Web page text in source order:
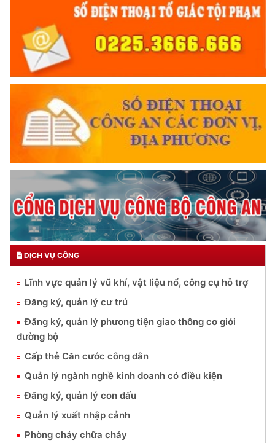
DỊCH VỤ CÔNG
Lĩnh vực quản lý vũ khí, vật liệu nổ, công cụ hỗ trợ
Đăng ký, quản lý cư trú
Đăng ký, quản lý phương tiện giao thông cơ giới
đường bộ
Cấp thẻ Căn cước công dân
Quản lý ngành nghề kinh doanh có điều kiện
Đăng ký, quản lý con dấu
Quản lý xuất nhập cảnh
Phòng cháy chữa cháy